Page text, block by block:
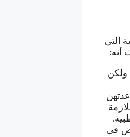
التي
أنه:
ولكن
في